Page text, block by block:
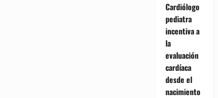
Cardiólogo
pediatra
incentiva a
la
evaluación
cardíaca
desde el
nacimiento